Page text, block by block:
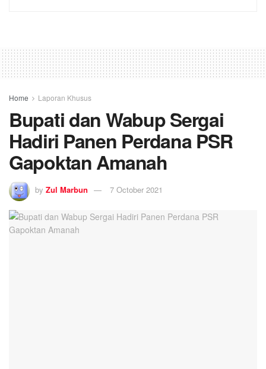
Home Laporan Khusus
Bupati dan Wabup Sergai
Hadiri Panen Perdana PSR
Gapoktan Amanah
by Zul Marbun 7 October 2021